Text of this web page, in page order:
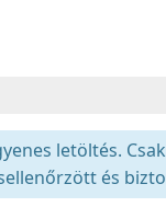
letöltés.
és